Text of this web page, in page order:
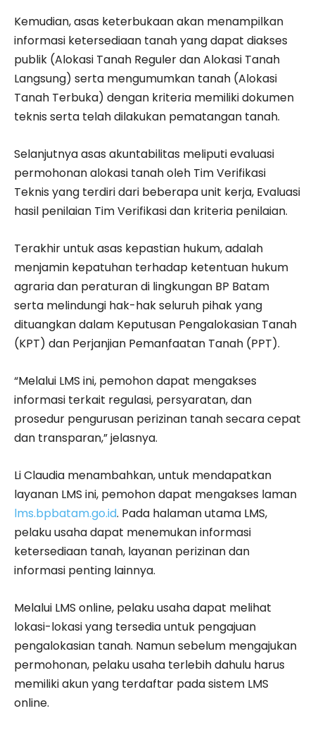
Kemudian, asas keterbukaan akan menampilkan
informasi ketersediaan tanah yang dapat diakses
publik (Alokasi Tanah Reguler dan Alokasi Tanah
Langsung) serta mengumumkan tanah (Alokasi
Tanah Terbuka) dengan kriteria memiliki dokumen
teknis serta telah dilakukan pematangan tanah.
Selanjutnya asas akuntabilitas meliputi evaluasi
permohonan alokasi tanah oleh Tim Verifikasi
Teknis yang terdiri dari beberapa unit kerja, Evaluasi
hasil penilaian Tim Verifikasi dan kriteria penilaian.
Terakhir untuk asas kepastian hukum, adalah
menjamin kepatuhan terhadap ketentuan hukum
agraria dan peraturan di lingkungan BP Batam
serta melindungi hak-hak seluruh pihak yang
dituangkan dalam Keputusan Pengalokasian Tanah
(KPT) dan Perjanjian Pemanfaatan Tanah (PPT).
“Melalui LMS ini, pemohon dapat mengakses
informasi terkait regulasi, persyaratan, dan
prosedur pengurusan perizinan tanah secara cepat
dan transparan,” jelasnya.
Li Claudia menambahkan, untuk mendapatkan
layanan LMS ini, pemohon dapat mengakses laman
lms.bpbatam.go.id. Pada halaman utama LMS,
pelaku usaha dapat menemukan informasi
ketersediaan tanah, layanan perizinan dan
informasi penting lainnya.
Melalui LMS online, pelaku usaha dapat melihat
lokasi-lokasi yang tersedia untuk pengajuan
pengalokasian tanah. Namun sebelum mengajukan
permohonan, pelaku usaha terlebih dahulu harus
memiliki akun yang terdaftar pada sistem LMS
online.